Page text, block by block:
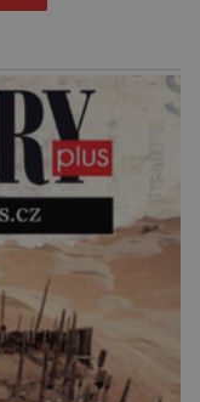
ale domovem
[…]